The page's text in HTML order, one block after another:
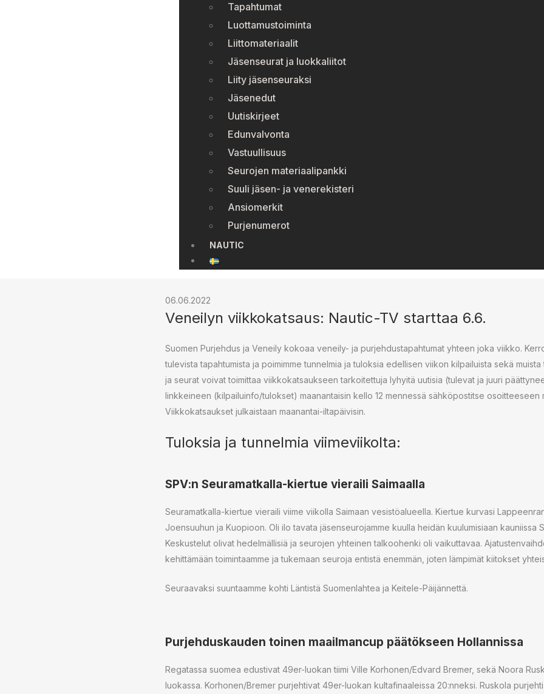
Tapahtumat
Luottamustoiminta
Liittomateriaalit
Jäsenseurat ja luokkaliitot
Liity jäsenseuraksi
Jäsenedut
Uutiskirjeet
Edunvalvonta
Vastuullisuus
Seurojen materiaalipankki
Suuli jäsen- ja venerekisteri
Ansiomerkit
Purjenumerot
NAUTIC
06.06.2022
Veneilyn viikkokatsaus: Nautic-TV starttaa 6.6.
Suomen Purjehdus ja Veneily kokoaa veneily- ja purjehdustapahtumat yhteen joka viikko.
tulevista tapahtumista ja poimimme tunnelmia ja tuloksia edellisen viikon kilpailuista sekä
ja seurat voivat toimittaa viikkokatsaukseen tarkoitettuja lyhyitä uutisia (tulevat ja juuri
linkkeineen (kilpailuinfo/tulokset) maanantaisin kello 12 mennessä sähköpostitse osoitteeseen
Viikkokatsaukset julkaistaan maanantai-iltapäivisin.
Tuloksia ja tunnelmia viimeviikolta:
SPV:n Seuramatkalla-kiertue vieraili Saimaalla
Seuramatkalla-kiertue vieraili viime viikolla Saimaan vesistöalueella. Kiertue kurvasi
Joensuuhun ja Kuopioon. Oli ilo tavata jäsenseurojamme kuulla heidän kuulumisiaan kauniissa
Keskustelut olivat hedelmällisiä ja seurojen yhteinen talkoohenki oli vaikuttavaa.
kehittämään toimintaamme ja tukemaan seuroja entistä enemmän, joten lämpimät kiitokset
Seuraavaksi suuntaamme kohti Läntistä Suomenlahtea ja Keitele-Päijännettä.
Purjehduskauden toinen maailmancup päätökseen Hollannissa
Regatassa suomea edustivat 49er-luokan tiimi Ville Korhonen/Edvard Bremer, sekä Noora
luokassa. Korhonen/Bremer purjehtivat 49er-luokan kultafinaaleissa 20:nneksi. Ruskola purjehti